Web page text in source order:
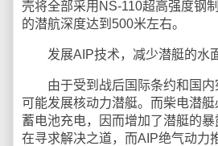
壳将全部采用NS-110超高强度钢
的潜航深度达到500米左右。
发展AIP技术，减少潜艇的水
由于受到战后国际条约和国内
可能发展核动力潜艇。而柴电潜
蓄电池充电，因而增加了潜艇的
在寻求解决之道，而AIP绝气动力